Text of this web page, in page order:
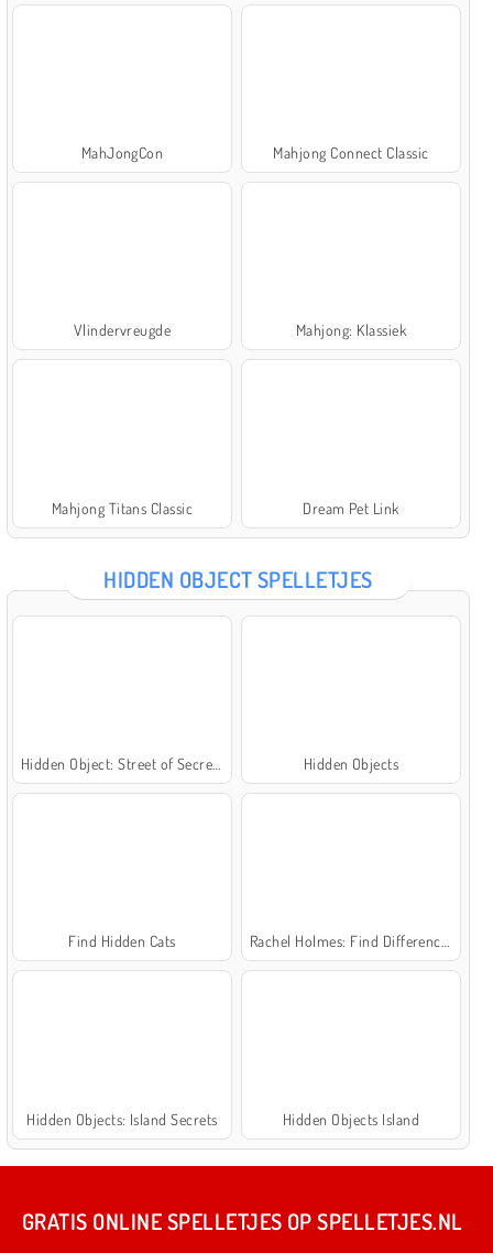
MahJongCon Mahjong Connect Classic
Vlindervreugde Mahjong: Klassiek
Mahjong Titans Classic Dream Pet Link
HIDDEN OBJECT SPELLETJES
Hidden Objects
Find Hidden Cats
Hidden Objects: Island Secrets Hidden Objects Island
GRATIS ONLINE SPELLETJES OP SPELLETJES.NL